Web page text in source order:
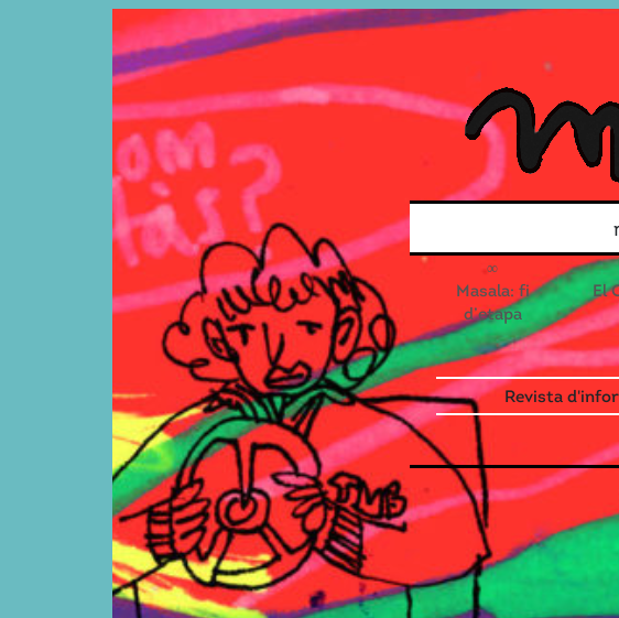
Masala: fi
d’etapa
El
Revista